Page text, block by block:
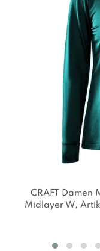
CRAFT Damen
Midlayer W,